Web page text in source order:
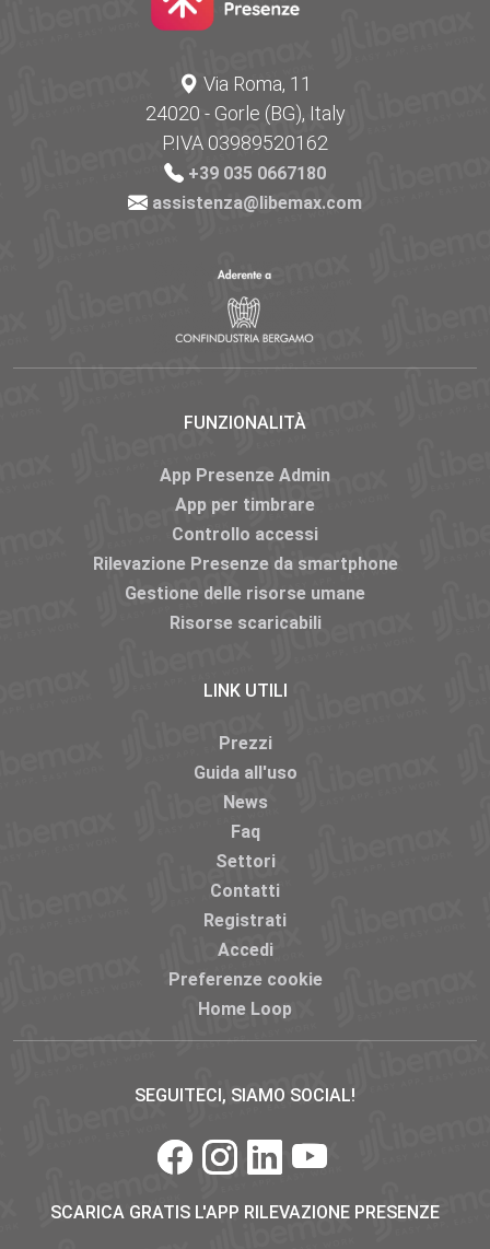
Via Roma, 11
24020 - Gorle (BG), Italy
P.IVA 03989520162
+39 035 0667180
assistenza@libemax.com
FUNZIONALITÀ
App Presenze Admin
App per timbrare
Controllo accessi
Rilevazione Presenze da smartphone
Gestione delle risorse umane
Risorse scaricabili
LINK UTILI
Prezzi
Guida all'uso
News
Faq
Settori
Contatti
Registrati
Accedi
Preferenze cookie
Home Loop
SEGUITECI, SIAMO SOCIAL!
SCARICA GRATIS L'APP RILEVAZIONE PRESENZE